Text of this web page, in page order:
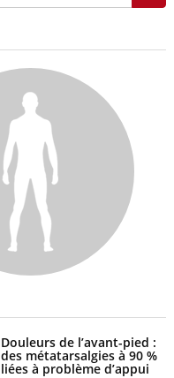
Douleurs de l’avant-pied :
des métatarsalgies à 90 %
liées à problème d’appui